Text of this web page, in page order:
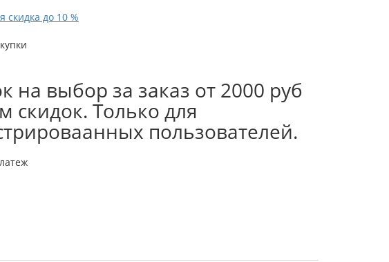
скидка до 10 %
на выбор за заказ от 2000 руб
скидок. Только для
пользователей.